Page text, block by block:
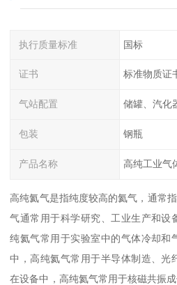
执行质量标准 国标
证书 标准物质证
气站配置 储罐、汽化
包装 钢瓶
产品名称 高纯工业气
高纯氦气是指纯度较高的氦气，通常
气通常用于科学研究、工业生产和设
纯氦气常用于实验室中的气体冷却和
中，高纯氦气常用于半导体制造、光
在设备中，高纯氦气常用于核磁共振